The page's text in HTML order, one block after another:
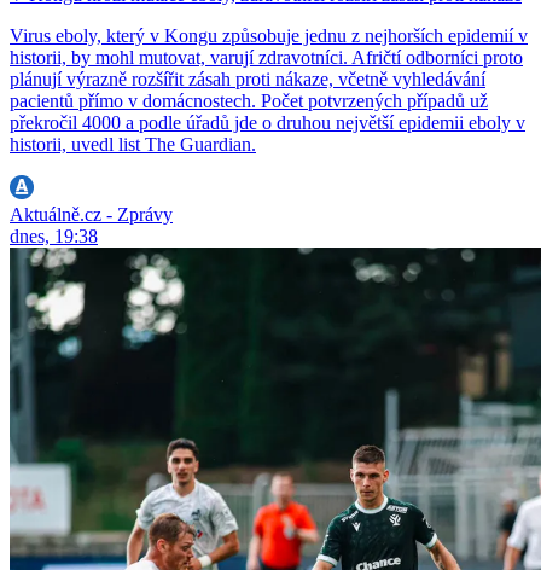
Virus eboly, který v Kongu způsobuje jednu z nejhorších epidemií v
historii, by mohl mutovat, varují zdravotníci. Afričtí odborníci proto
plánují výrazně rozšířit zásah proti nákaze, včetně vyhledávání
pacientů přímo v domácnostech. Počet potvrzených případů už
překročil 4000 a podle úřadů jde o druhou největší epidemii eboly v
historii, uvedl list The Guardian.
Aktuálně.cz - Zprávy
dnes, 19:38